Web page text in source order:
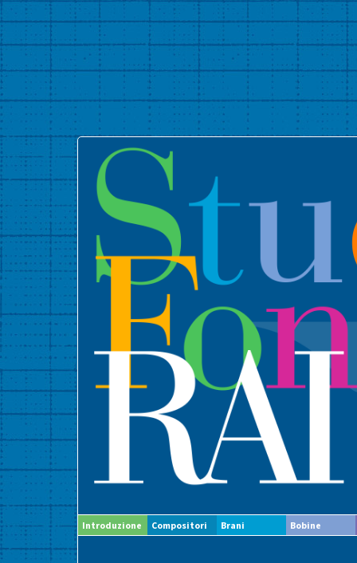
Introduzione Compositori Brani Bobine